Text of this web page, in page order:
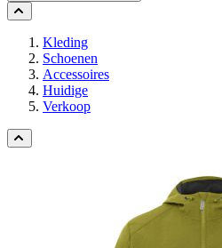
Kleding
Schoenen
Accessoires
Huidige
Verkoop